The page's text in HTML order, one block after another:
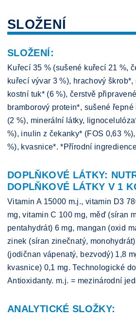
SLOŽENÍ
SLOŽENÍ:
Kuřecí 35 % (sušené kuřecí 21 %,
kuřecí vývar 3 %), hrachový
kostní tuk* (6 %), čerstvě
bramborový protein*, sušené
(2 %), minerální látky,
%), inulin z čekanky* (FOS 0,63
%), kvasnice*. *Přírodní
DOPLŇKOVÉ LÁTKY:
DOPLŇKOVÉ LÁTKY V 1
Vitamin A 15000 m.j., vitamin D3
mg, vitamin C 100 mg, měď (síran
pentahydrát) 6 mg, mangan (oxid
zinek (síran zinečnatý,
(jodičnan vápenatý, bezvodý) 1,8
kvasnice) 0,1 mg. Technologické
Antioxidanty. m.j. = mezinárodní
ANALYTICKÉ SLOŽKY: